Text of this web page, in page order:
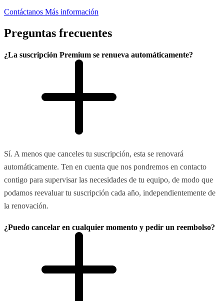
Contáctanos Más información
Preguntas frecuentes
¿La suscripción Premium se renueva automáticamente?
Sí. A menos que canceles tu suscripción, esta se renovará
automáticamente. Ten en cuenta que nos pondremos en contacto
contigo para supervisar las necesidades de tu equipo, de modo que
podamos reevaluar tu suscripción cada año, independientemente de
la renovación.
¿Puedo cancelar en cualquier momento y pedir un reembolso?